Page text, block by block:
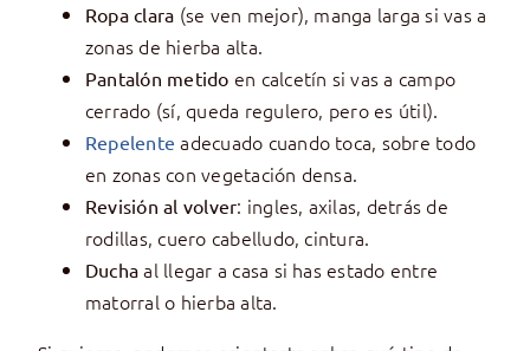
Ropa clara (se ven mejor), manga larga si vas a
zonas de hierba alta.
Pantalón metido en calcetín si vas a campo
cerrado (sí, queda regulero, pero es útil).
Repelente adecuado cuando toca, sobre todo
en zonas con vegetación densa.
Revisión al volver: ingles, axilas, detrás de
rodillas, cuero cabelludo, cintura.
Ducha al llegar a casa si has estado entre
matorral o hierba alta.